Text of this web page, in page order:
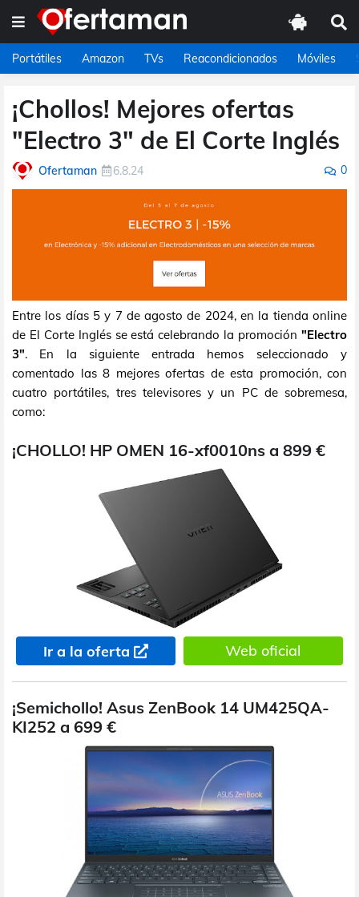
Portátiles Amazon TVs Reacondicionados Móviles
¡Chollos! Mejores ofertas
"Electro 3" de El Corte Inglés
Ofertaman 6.8.24 0
Entre los días 5 y 7 de agosto de 2024, en la tienda online
de El Corte Inglés se está celebrando la promoción "Electro
3". En la siguiente entrada hemos seleccionado y
comentado las 8 mejores ofertas de esta promoción, con
cuatro portátiles, tres televisores y un PC de sobremesa,
como:
¡CHOLLO! HP OMEN 16-xf0010ns a 899 €
Ir a la oferta Web oficial
¡Semichollo! Asus ZenBook 14 UM425QA-
KI252 a 699 €